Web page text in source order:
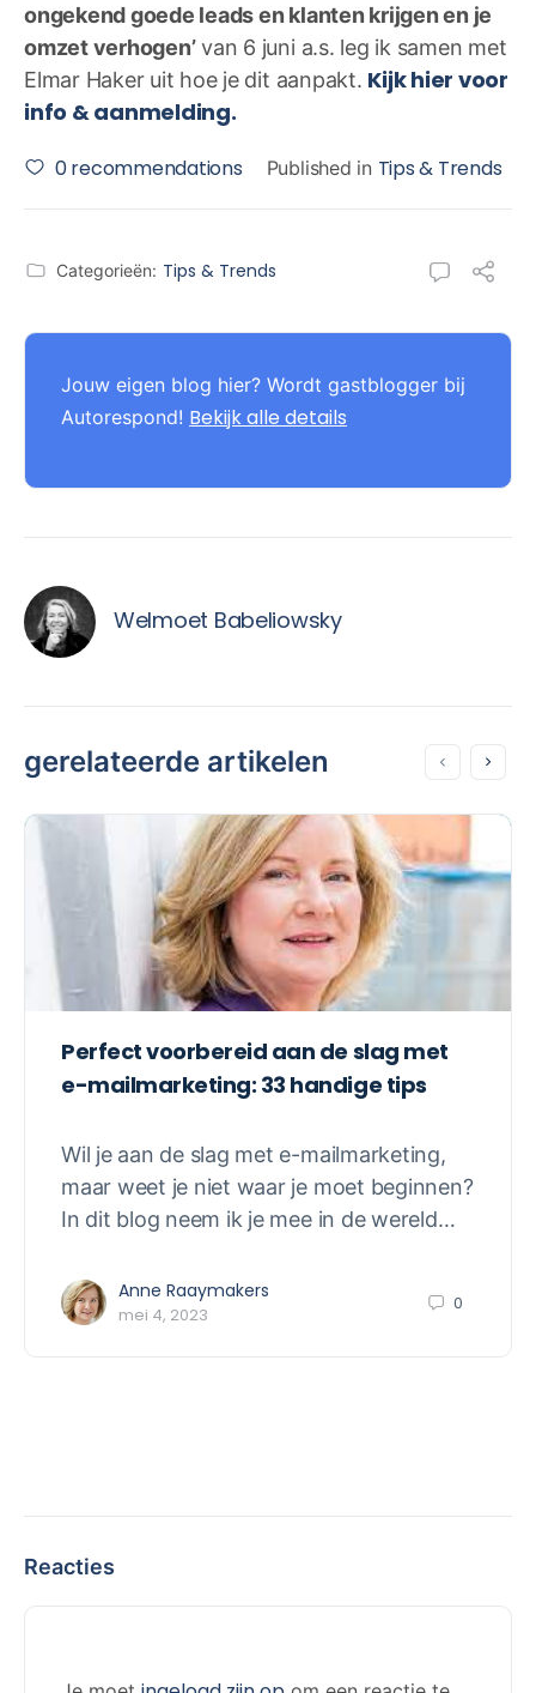
ongekend goede leads en klanten krijgen en je
omzet verhogen’van 6 juni a.s. leg ik samen met
Elmar Haker uit hoe je dit aanpakt. Kijk hier voor
info & aanmelding.
0recommendations Published in Tips & Trends
Categorieën: Tips & Trends
Jouw eigen blog hier? Wordt gastblogger bij
Autorespond! Bekijk alle details
Welmoet Babeliowsky
gerelateerde artikelen
Perfect voorbereid aan de slag met
e-mailmarketing: 33 handige tips
Wil je aan de slag met e-mailmarketing,
maar weet je niet waar je moet beginnen?
In dit blog neem ik je mee in de wereld…
Anne Raaymakers
mei 4, 2023
0
Reacties